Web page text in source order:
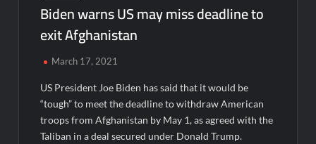
Biden warns US may miss deadline to
exit Afghanistan
March 17, 2021
US President Joe Biden has said that it would be
“tough” to meet the deadline to withdraw American
troops from Afghanistan by May 1, as agreed with the
Taliban in a deal secured under Donald Trump.